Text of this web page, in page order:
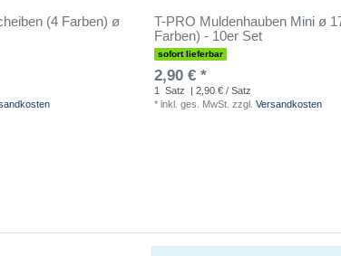
(4 Farben) ø
T-PRO Muldenhauben Mini ø
Farben) - 10er Set
sofort lieferbar
2,90 € *
1 Satz
| 2,90 € / Satz
* inkl. ges. MwSt. zzgl. Versandkosten